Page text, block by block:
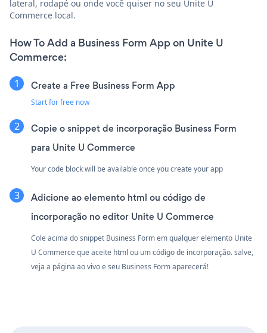
lateral, rodapé ou onde você quiser no seu Unite U
Commerce local.
How To Add a Business Form App on Unite U
Commerce:
Create a Free Business Form App
Start for free now
Copie o snippet de incorporação Business Form
para Unite U Commerce
Your code block will be available once you create your app
Adicione ao elemento html ou código de
incorporação no editor Unite U Commerce
Cole acima do snippet Business Form em qualquer elemento Unite
U Commerce que aceite html ou um código de incorporação. salve,
veja a página ao vivo e seu Business Form aparecerá!